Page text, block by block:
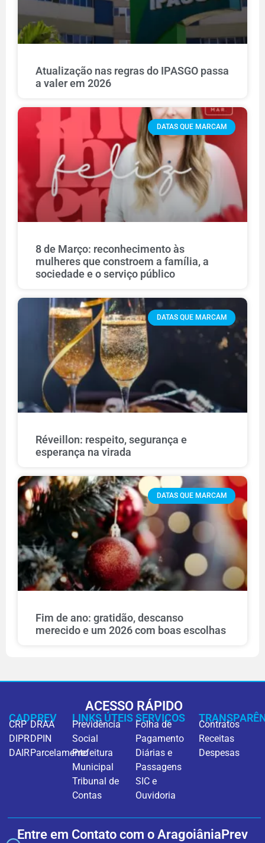
Atualização nas regras do IPASGO passa
a valer em 2026
DATAS QUE MARCAM
8 de Março: reconhecimento às
mulheres que constroem a família, a
sociedade e o serviço público
DATAS QUE MARCAM
Réveillon: respeito, segurança e
esperança na virada
DATAS QUE MARCAM
Fim de ano: gratidão, descanso
merecido e um 2026 com boas escolhas
ACESSO RÁPIDO
CADPREV
CRP
DIPR
DAIR
DRAA
DPIN
Parcelamento
LINKS ÚTEIS
Previdência
Social
Prefeitura
Municipal
Tribunal de
Contas
SERVIÇOS
Folha de
Pagamento
Diárias e
Passagens
SIC e
Ouvidoria
Contratos
Receitas
Despesas
Entre em Contato com o AragoiâniaPrev